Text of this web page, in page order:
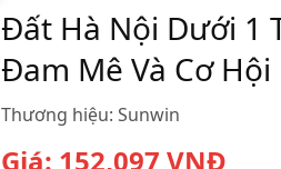
Đất Hà Nội Dưới 1
Đam Mê Và Cơ Hội
Thương hiệu: Sunwin
Giá: 152,097 VNĐ